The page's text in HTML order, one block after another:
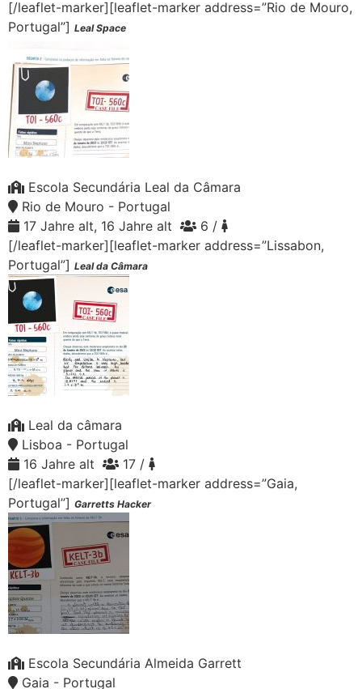
[/leaflet-marker][leaflet-marker address=”Rio de Mouro,
Portugal”] Leal Space
Escola Secundária Leal da Câmara
Rio de Mouro - Portugal
17 Jahre alt, 16 Jahre alt
6 /
[/leaflet-marker][leaflet-marker address=”Lissabon,
Portugal”] Leal da Câmara
Leal da câmara
Lisboa - Portugal
16 Jahre alt
17 /
[/leaflet-marker][leaflet-marker address=”Gaia,
Portugal”] Garretts Hacker
Escola Secundária Almeida Garrett
Gaia - Portugal